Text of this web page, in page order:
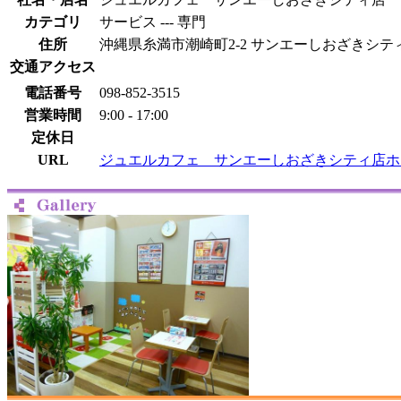
カテゴリ
サービス --- 専門
住所
沖縄県糸満市潮崎町2-2 サンエーしおざきシテ
交通アクセス
電話番号
098-852-3515
営業時間
9:00 - 17:00
定休日
URL
ジュエルカフェ サンエーしおざきシティ店